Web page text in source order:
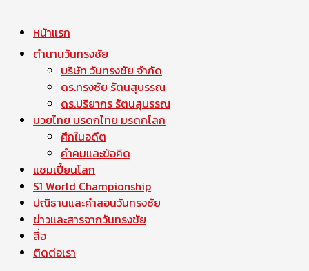
หน้าแรก
ตำนานวันทรงชัย
บริษัท วันทรงชัย จำกัด
ดร.ทรงชัย รัตนสุบรรณ
ดร.ปริยากร รัตนสุบรรณ
มวยไทย มรดกไทย มรดกโลก
ศึกในอดีต
คำคมและข้อคิด
แชมเปี้ยนโลก
S1 World Championship
ปณิธานและคำสอนวันทรงชัย
ข่าวและสารจากวันทรงชัย
สื่อ
ติดต่อเรา